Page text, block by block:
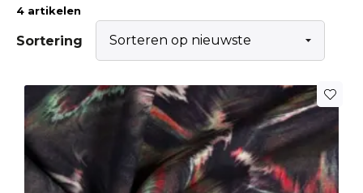
4 artikelen
Sortering